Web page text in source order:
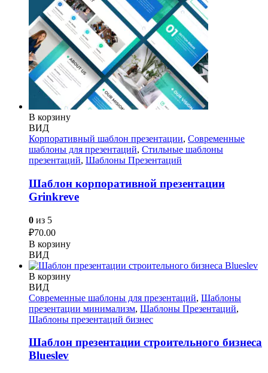
В корзину
ВИД
Корпоративный шаблон презентации, Современные
шаблоны для презентаций, Стильные шаблоны
презентаций, Шаблоны Презентаций
Шаблон корпоративной презентации
Grinkreve
0 из 5
₽70.00
В корзину
ВИД
В корзину
ВИД
Современные шаблоны для презентаций, Шаблоны
презентации минимализм, Шаблоны Презентаций,
Шаблоны презентаций бизнес
Шаблон презентации строительного бизнеса
Blueslev